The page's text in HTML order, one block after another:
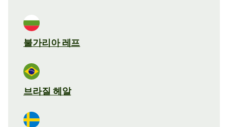
불가리아 레프
브라질 헤알